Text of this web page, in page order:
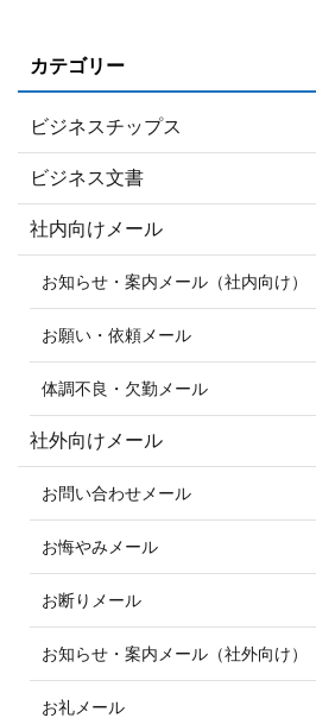
カテゴリー
ビジネスチップス
ビジネス文書
社内向けメール
お知らせ・案内メール（社内向け）
お願い・依頼メール
体調不良・欠勤メール
社外向けメール
お問い合わせメール
お悔やみメール
お断りメール
お知らせ・案内メール（社外向け）
お礼メール